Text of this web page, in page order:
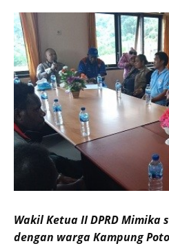
Wakil Ketua II DPRD
dengan warga Kampung